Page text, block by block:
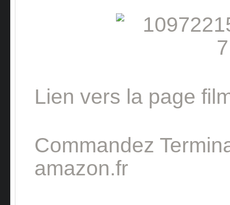
Lien vers la page
Commandez
amazon.fr